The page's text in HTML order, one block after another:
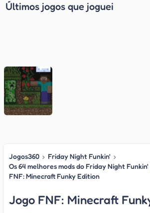
Últimos jogos que joguei
Jogos360 › Friday Night Funkin' ›
Os 64 melhores mods do Friday Night
FNF: Minecraft Funky Edition
Jogo FNF: Minecraft